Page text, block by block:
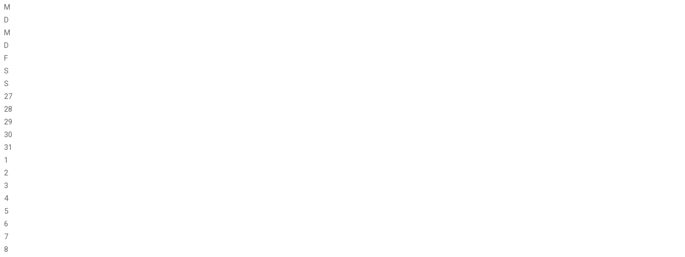
M
D
M
D
F
S
S
27
28
29
30
31
1
2
3
4
5
6
7
8